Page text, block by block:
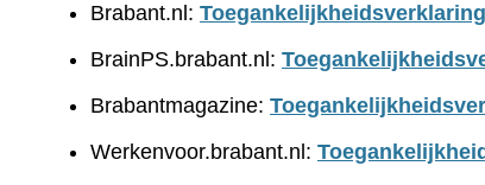
Brabant.nl:
BrainPS.brabant.nl:
Brabantmagazine:
Werkenvoor.brabant.nl: